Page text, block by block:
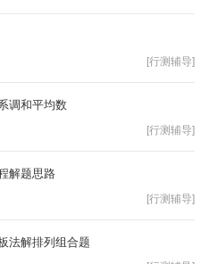
[行测辅导]
调和平均数
[行测辅导]
解题思路
[行测辅导]
法解排列组合题